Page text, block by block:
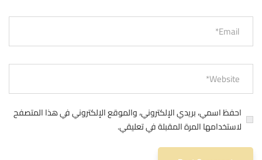
احفظ اسمي، بريدي الإلكتروني، والموقع الإلكتروني في هذا المتصفح
لاستخدامها المرة المقبلة في تعليقي.